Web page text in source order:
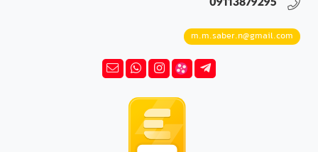
09113879295
m.m.saber.n@gmail.com